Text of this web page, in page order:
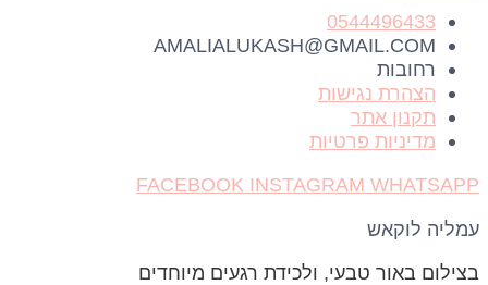
0544496433
AMALIALUKASH@GMAIL.COM
רחובות
הצהרת נגישות
תקנון אתר
מדיניות פרטיות
FACEBOOK INSTAGRAM WHATSAPP
עמליה לוקאש
בצילום באור טבעי, ולכידת רגעים מיוחדים